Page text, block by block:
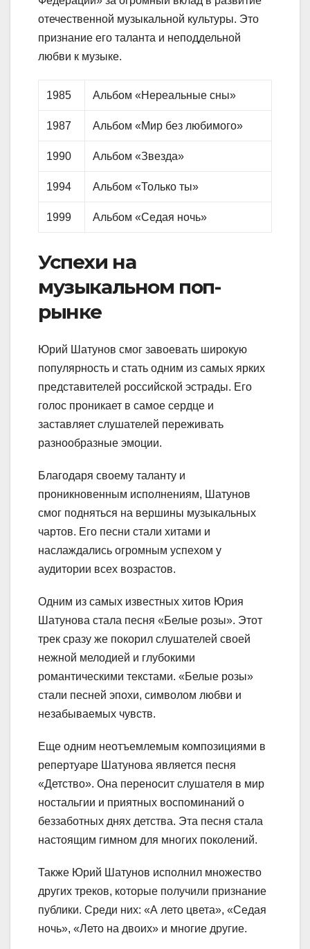
отечественной музыкальной культуры. Это
признание его таланта и неподдельной
любви к музыке.
1985 Альбом «Нереальные сны»
1987 Альбом «Мир без любимого»
1990 Альбом «Звезда»
1994 Альбом «Только ты»
1999 Альбом «Седая ночь»
Успехи на
музыкальном поп-
рынке
Юрий Шатунов смог завоевать широкую
популярность и стать одним из самых ярких
представителей российской эстрады. Его
голос проникает в самое сердце и
заставляет слушателей переживать
разнообразные эмоции.
Благодаря своему таланту и
проникновенным исполнениям, Шатунов
смог подняться на вершины музыкальных
чартов. Его песни стали хитами и
наслаждались огромным успехом у
аудитории всех возрастов.
Одним из самых известных хитов Юрия
Шатунова стала песня «Белые розы». Этот
трек сразу же покорил слушателей своей
нежной мелодией и глубокими
романтическими текстами. «Белые розы»
стали песней эпохи, символом любви и
незабываемых чувств.
Еще одним неотъемлемым композициями в
репертуаре Шатунова является песня
«Детство». Она переносит слушателя в мир
ностальгии и приятных воспоминаний о
беззаботных днях детства. Эта песня стала
настоящим гимном для многих поколений.
Также Юрий Шатунов исполнил множество
других треков, которые получили признание
публики. Среди них: «А лето цвета», «Седая
ночь», «Лето на двоих» и многие другие.